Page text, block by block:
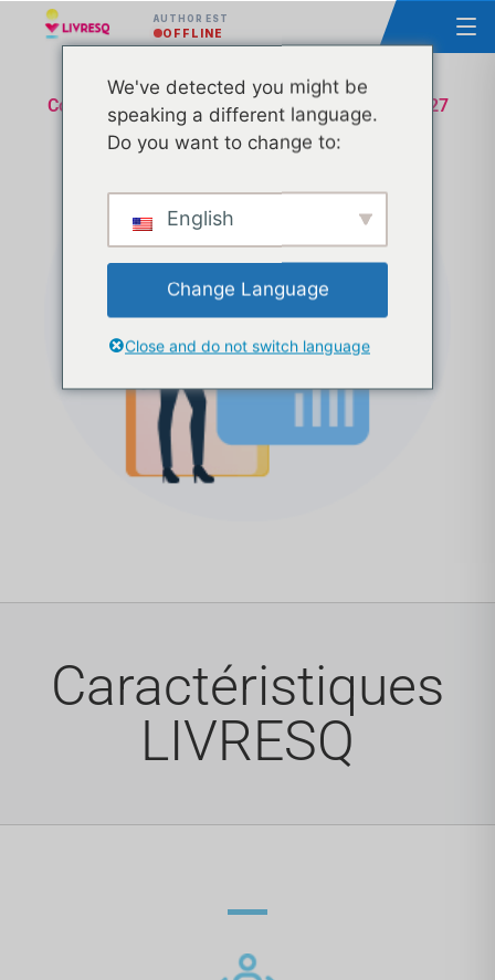
AUTHOR EST
OFFLINE
Cours - Principes de base du LIVRESQ - Groupe 27
Caractéristiques
LIVRESQ
We've detected you might be
speaking a different language.
Do you want to change to:
English
Change Language
Close and do not switch language